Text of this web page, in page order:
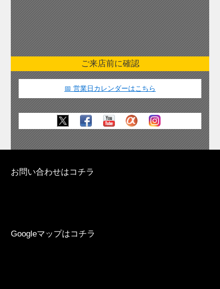
ご来店前に確認
📅 営業日カレンダーはこちら
お問い合わせはコチラ
Googleマップはコチラ